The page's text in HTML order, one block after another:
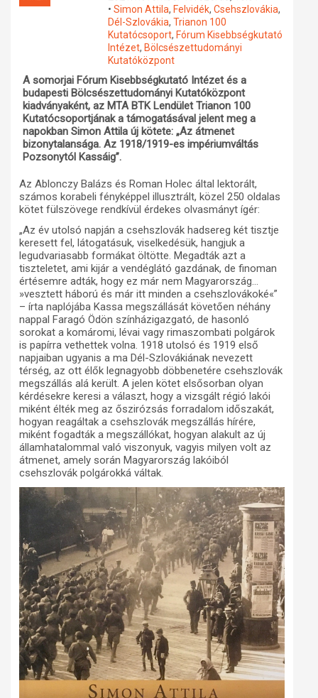
Műhelymunkák
• Simon Attila, Felvidék, Csehszlovákia,
Dél-Szlovákia, Trianon 100
Kutatócsoport, Fórum Kisebbségkutató
Intézet, Bölcsészettudományi
Kutatóközpont
A somorjai Fórum Kisebbségkutató Intézet és a
budapesti Bölcsészettudományi Kutatóközpont
kiadványaként, az MTA BTK Lendület Trianon 100
Kutatócsoportjának a támogatásával jelent meg a
napokban Simon Attila új kötete: „Az átmenet
bizonytalansága. Az 1918/1919-es impériumváltás
Pozsonytól Kassáig”.
Az Ablonczy Balázs és Roman Holec által lektorált,
számos korabeli fényképpel illusztrált, közel 250 oldalas
kötet fülszövege rendkívül érdekes olvasmányt ígér:
„Az év utolsó napján a csehszlovák hadsereg két tisztje
keresett fel, látogatásuk, viselkedésük, hangjuk a
legudvariasabb formákat öltötte. Megadták azt a
tiszteletet, ami kijár a vendéglátó gazdának, de finoman
értésemre adták, hogy ez már nem Magyarország…
»vesztett háború és már itt minden a csehszlovákoké«”
– írta naplójába Kassa megszállását követően néhány
nappal Faragó Ödön színházigazgató, de hasonló
sorokat a komáromi, lévai vagy rimaszombati polgárok
is papírra vethettek volna. 1918 utolsó és 1919 első
napjaiban ugyanis a ma Dél-Szlovákiának nevezett
térség, az ott élők legnagyobb döbbenetére csehszlovák
megszállás alá került. A jelen kötet elsősorban olyan
kérdésekre keresi a választ, hogy a vizsgált régió lakói
miként élték meg az őszirózsás forradalom időszakát,
hogyan reagáltak a csehszlovák megszállás hírére,
miként fogadták a megszállókat, hogyan alakult az új
államhatalommal való viszonyuk, vagyis milyen volt az
átmenet, amely során Magyarország lakóiból
csehszlovák polgárokká váltak.